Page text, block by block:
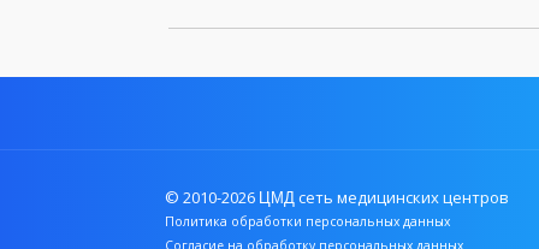
© 2010-2026 ЦМД сеть медицинских центров
Политика обработки персональных данных
Согласие на обработку персональных данных